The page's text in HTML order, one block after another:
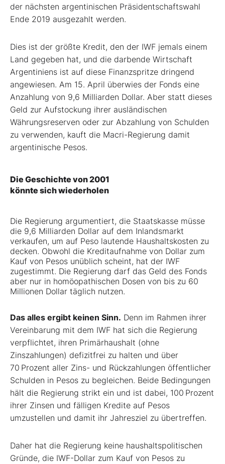
der nächsten argentinischen Präsidentschaftswahl
Ende 2019 ausgezahlt werden.
Dies ist der größte Kredit, den der IWF jemals einem
Land gegeben hat, und die darbende Wirtschaft
Argentiniens ist auf diese Finanzspritze dringend
angewiesen. Am 15. April überwies der Fonds eine
Anzahlung von 9,6 Milliarden Dollar. Aber statt dieses
Geld zur Aufstockung ihrer ausländischen
Währungsreserven oder zur Abzahlung von Schulden
zu verwenden, kauft die Macri-Regierung damit
argentinische Pesos.
Die Geschichte von 2001
könnte sich wiederholen
Die Regierung argumentiert, die Staatskasse müsse
die 9,6 Milliarden Dollar auf dem Inlandsmarkt
verkaufen, um auf Peso lautende Haushaltskosten zu
decken. Obwohl die Kreditaufnahme von Dollar zum
Kauf von Pesos unüblich scheint, hat der IWF
zugestimmt. Die Regierung darf das Geld des Fonds
aber nur in homöopathischen Dosen von bis zu 60
Millionen Dollar täglich nutzen.
Das alles ergibt keinen Sinn. Denn im Rahmen ihrer
Vereinbarung mit dem IWF hat sich die Regierung
verpflichtet, ihren Primärhaushalt (ohne
Zinszahlungen) defizitfrei zu halten und über
70 Prozent aller Zins- und Rückzahlungen öffentlicher
Schulden in Pesos zu begleichen. Beide Bedingungen
hält die Regierung strikt ein und ist dabei, 100 Prozent
ihrer Zinsen und fälligen Kredite auf Pesos
umzustellen und damit ihr Jahresziel zu übertreffen.
Daher hat die Regierung keine haushaltspolitischen
Gründe, die IWF-Dollar zum Kauf von Pesos zu